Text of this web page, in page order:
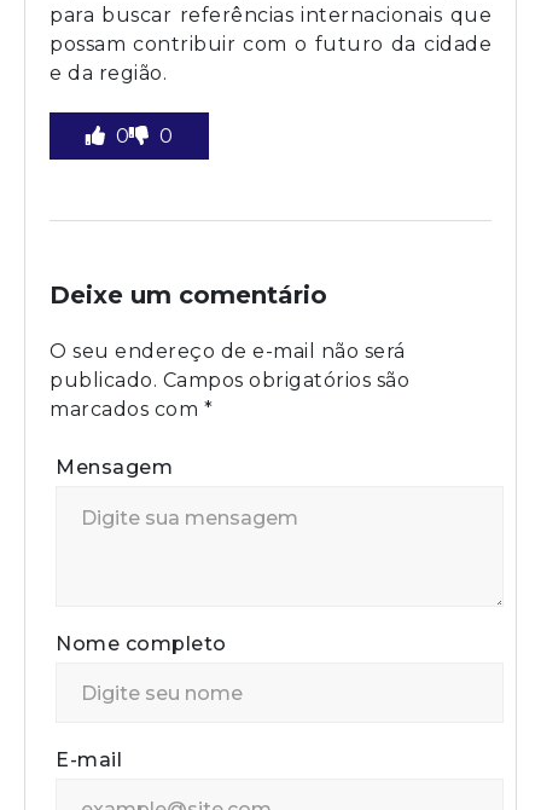
para buscar referências internacionais que
possam contribuir com o futuro da cidade
e da região.
0 0
Deixe um comentário
O seu endereço de e-mail não será
publicado. Campos obrigatórios são
marcados com *
Mensagem
Nome completo
E-mail